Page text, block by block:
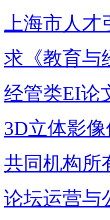
上海市人
求《教育与
经管类EI论
3D立体影
共同机构所
论坛运营与